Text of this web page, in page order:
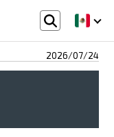
2026/07/24